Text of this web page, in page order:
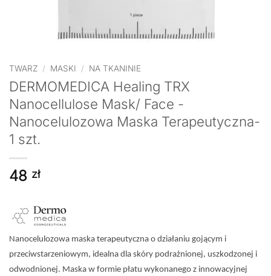
TWARZ / MASKI / NA TKANINIE
DERMOMEDICA Healing TRX
Nanocellulose Mask/ Face -
Nanocelulozowa Maska Terapeutyczna-
1 szt.
48 zł
Nanocelulozowa maska terapeutyczna o działaniu gojącym i
przeciwstarzeniowym, idealna dla skóry podrażnionej, uszkodzonej i
odwodnionej. Maska w formie płatu wykonanego z innowacyjnej